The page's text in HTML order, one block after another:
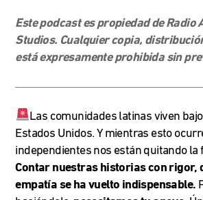
Este podcast es propiedad de Radio
Studios. Cualquier copia,
está expresamente prohibida sin
Las comunidades latinas viven
Estados Unidos. Y mientras esto
independientes nos están quitando la
Contar nuestras historias con rigor,
empatía se ha vuelto indispensable.